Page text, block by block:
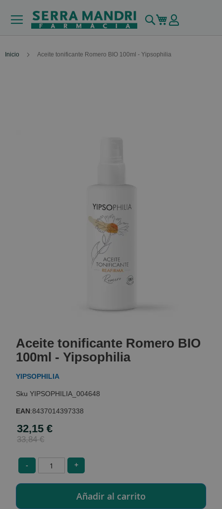
Buscar
Mi carrito
Inicio Aceite tonificante Romero BIO 100ml - Yipsophilia
the
beginning
of
the
gallery
Aceite tonificante Romero BIO
100ml - Yipsophilia
YIPSOPHILIA
YIPSOPHILIA_004648
EAN:8437014397338
Special
Price
32,15 €
33,84 €
- +